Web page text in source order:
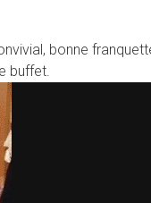
bonne
buffet.